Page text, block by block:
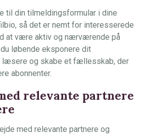
til din tilmeldingsformular i dine
så det er nemt for interesserede
at være aktiv og nærværende på
løbende eksponere dit
læsere og skabe et fællesskab, der
abonnenter.
relevante partnere
med relevante partnere og